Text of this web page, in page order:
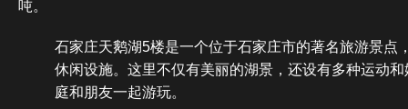
吨。
石家庄天鹅湖5楼是一个位于石家庄市的著名旅游景点
休闲设施。这里不仅有美丽的湖景，还设有多种运动
庭和朋友一起游玩。